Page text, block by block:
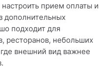
настроить прием оплаты и
дополнительных
подходит для
ресторанов, небольших
внешний вид важнее